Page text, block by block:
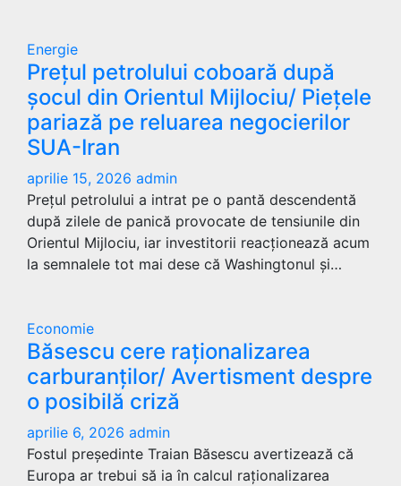
Energie
Prețul petrolului coboară după
șocul din Orientul Mijlociu/ Piețele
pariază pe reluarea negocierilor
SUA-Iran
aprilie 15, 2026 admin
Prețul petrolului a intrat pe o pantă descendentă
după zilele de panică provocate de tensiunile din
Orientul Mijlociu, iar investitorii reacționează acum
la semnalele tot mai dese că Washingtonul și…
Economie
Băsescu cere raționalizarea
carburanților/ Avertisment despre
o posibilă criză
aprilie 6, 2026 admin
Fostul președinte Traian Băsescu avertizează că
Europa ar trebui să ia în calcul raționalizarea